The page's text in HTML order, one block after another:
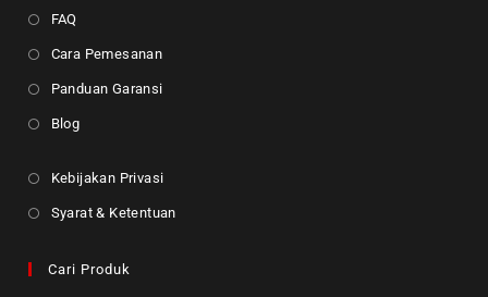
FAQ
Cara Pemesanan
Panduan Garansi
Blog
Kebijakan Privasi
Syarat & Ketentuan
Cari Produk